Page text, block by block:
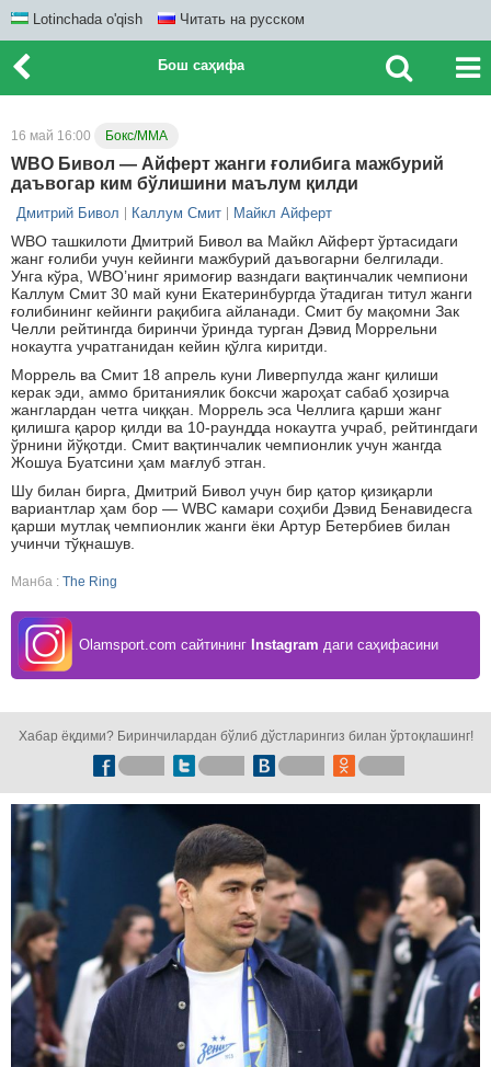
Lotinchada o'qish Читать на русском
Бош саҳифа
16 май 16:00 Бокс/ММА
WBO Бивол — Айферт жанги ғолибига мажбурий
даъвогар ким бўлишини маълум қилди
Дмитрий Бивол Каллум Смит Майкл Айферт
WBO ташкилоти Дмитрий Бивол ва Майкл Айферт ўртасидаги
жанг ғолиби учун кейинги мажбурий даъвогарни белгилади.
Унга кўра, WBO’нинг яримоғир вазндаги вақтинчалик чемпиони
Каллум Смит 30 май куни Екатеринбургда ўтадиган титул жанги
ғолибининг кейинги рақибига айланади. Смит бу мақомни Зак
Челли рейтингда биринчи ўринда турган Дэвид Моррельни
нокаутга учратганидан кейин қўлга киритди.
Моррель ва Смит 18 апрель куни Ливерпулда жанг қилиши
керак эди, аммо британиялик боксчи жароҳат сабаб ҳозирча
жанглардан четга чиққан. Моррель эса Челлига қарши жанг
қилишга қарор қилди ва 10-раундда нокаутга учраб, рейтингдаги
ўрнини йўқотди. Смит вақтинчалик чемпионлик учун жангда
Жошуа Буатсини ҳам мағлуб этган.
Шу билан бирга, Дмитрий Бивол учун бир қатор қизиқарли
вариантлар ҳам бор — WBC камари соҳиби Дэвид Бенавидесга
қарши мутлақ чемпионлик жанги ёки Артур Бетербиев билан
учинчи тўқнашув.
Манба : The Ring
Olamsport.com сайтининг Instagram даги саҳифасини
Хабар ёқдими? Биринчилардан бўлиб дўстларингиз билан ўртоқлашинг!